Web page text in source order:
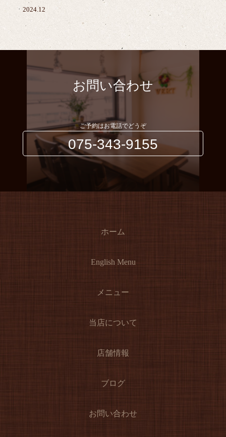
2024.12
お問い合わせ
ご予約はお電話でどうぞ
075-343-9155
ホーム
English Menu
メニュー
当店について
店舗情報
ブログ
お問い合わせ